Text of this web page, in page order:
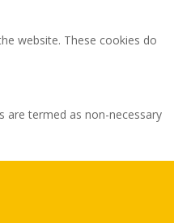
website. These cookies do
are termed as non-necessary